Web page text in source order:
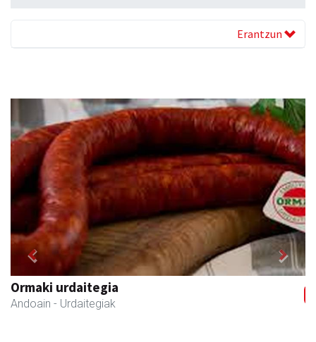
Erantzun
Mendi autoeskola
Andoain - Autoeskolak
Previous Next